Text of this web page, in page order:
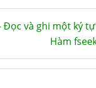
và ghi một ký
Hàm